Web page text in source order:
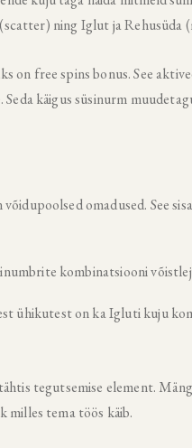
ning Iglut ja
on free spins bonus. See
käigus süsinurm
omadused. See
kombinatsiooni
ühikutest on ka Igluti kuju
tegutsemise element.
milles tema töös käib.